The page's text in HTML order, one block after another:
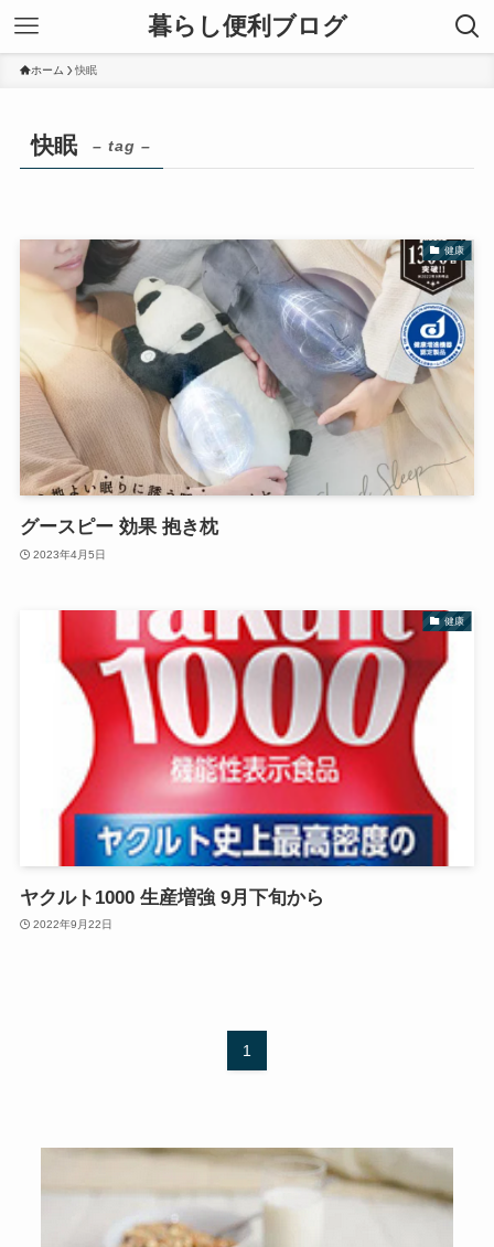
暮らし便利ブログ
ホーム 快眠
快眠 – tag –
健康
グースピー 効果 抱き枕
2023年4月5日
健康
ヤクルト1000 生産増強 9月下旬から
2022年9月22日
1